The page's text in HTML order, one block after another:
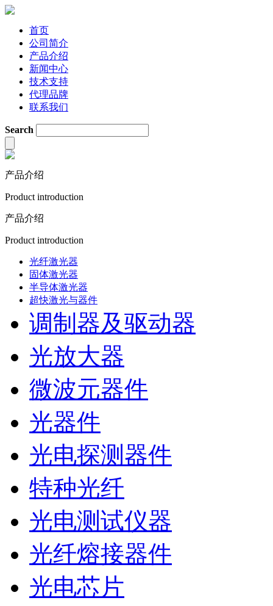
首页
公司简介
产品介绍
新闻中心
技术支持
代理品牌
联系我们
Search
产品介绍
Product introduction
产品介绍
Product introduction
光纤激光器
固体激光器
半导体激光器
超快激光与器件
调制器及驱动器
光放大器
微波元器件
光器件
光电探测器件
特种光纤
光电测试仪器
光纤熔接器件
光电芯片